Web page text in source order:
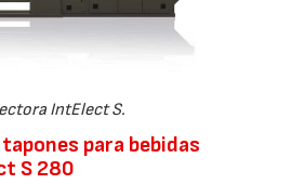
IntElect S.
para bebidas
S 280